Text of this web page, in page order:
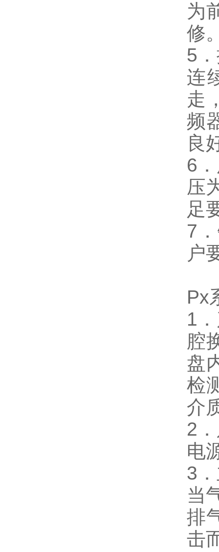
为
修
5
连
走
频
良
6
压
足
7
户
Px
1
腔
盘
检
介
2
电
3
当
排
击